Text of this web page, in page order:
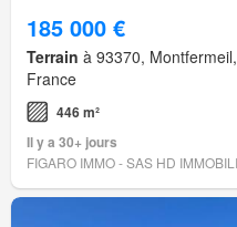
185 000 €
Terrain à 93370,
France
446 m²
Il y a 30+ jours
FIGARO IMMO - SAS HD